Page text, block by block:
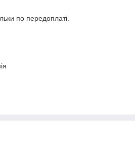
по передоплаті.